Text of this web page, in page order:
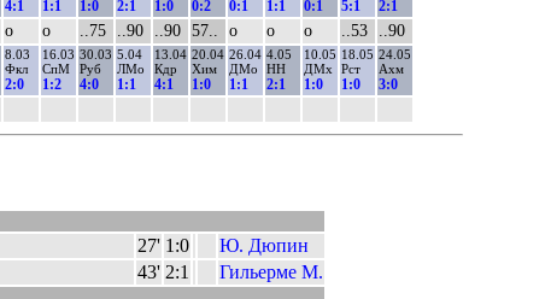
4:1 1:1 1:0 2:1 1:0 0:2 0:1 1:1 0:1 5:1 2:1
о о ..75 ..90 ..90 57.. о о о ..53 ..90
8.03
Фкл
2:0
16.03
СпМ
1:2
30.03
Руб
4:0
5.04
ЛМо
1:1
13.04
Кдр
4:1
20.04
Хим
1:0
26.04
ДМо
1:1
4.05
НН
2:1
10.05
ДМх
1:0
18.05
Рст
1:0
24.05
Ахм
3:0
27' 1:0
Ю. Дюпин
43' 2:1 Гильерме М.